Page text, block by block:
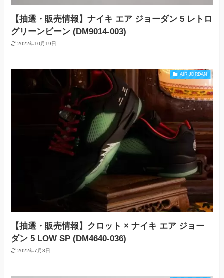
【抽選・販売情報】ナイキ エア ジョーダン 5 レトロ
グリーンビーン (DM9014-003)
2022年10月19日
AIR JORDAN
【抽選・販売情報】クロット × ナイキ エア ジョー
ダン 5 LOW SP (DM4640-036)
2022年7月3日